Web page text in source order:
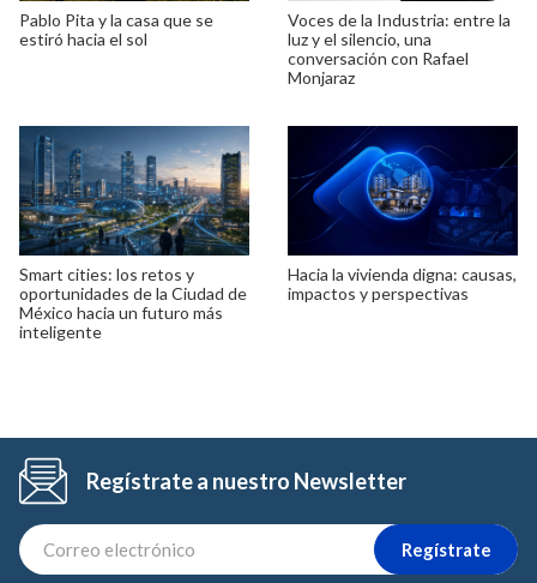
Pablo Pita y la casa que se
estiró hacia el sol
Voces de la Industria: entre la
luz y el silencio, una
conversación con Rafael
Monjaraz
Smart cities: los retos y
oportunidades de la Ciudad de
México hacia un futuro más
inteligente
Hacia la vivienda digna: causas,
impactos y perspectivas
Regístrate a nuestro Newsletter
Regístrate